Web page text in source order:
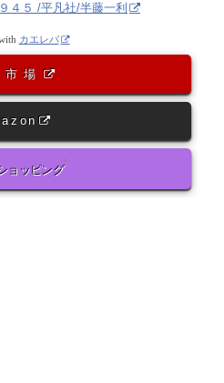
４５ /平凡社/半藤一利
カエレバ
場
ョッピング